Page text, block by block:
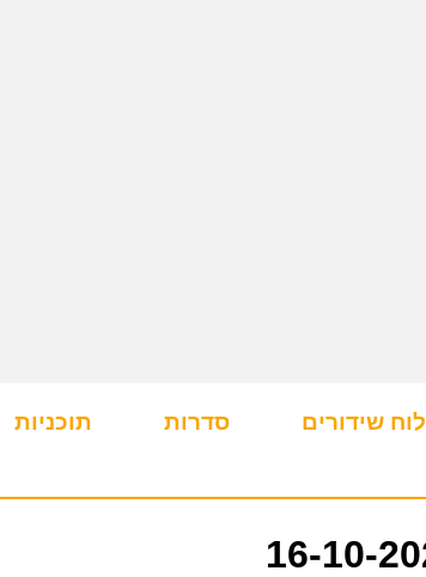
לוח שידורים סדרות תוכניות